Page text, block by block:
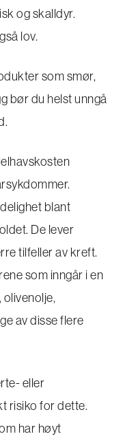
og skalldyr.
lov.
som smør,
bør du helst unngå
blant
De lever
tilfeller av kreft.
som inngår i en
olivenolje,
av disse flere
eller
risiko for dette.
har høyt